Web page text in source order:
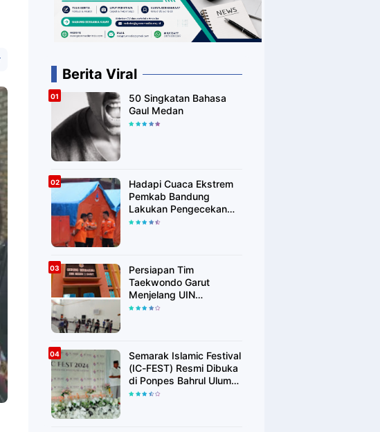
Berita Viral
50 Singkatan Bahasa
Gaul Medan
Hadapi Cuaca Ekstrem
Pemkab Bandung
Lakukan Pengecekan
Peralatan Kebencanaan
Persiapan Tim
Taekwondo Garut
Menjelang UIN
Championship 6
Semarak Islamic Festival
(IC-FEST) Resmi Dibuka
di Ponpes Bahrul Ulum
Islamic Center